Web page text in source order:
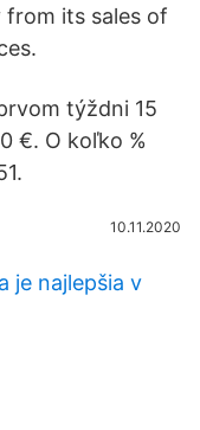
from its sales of
týždni 15
€. O koľko %
10.11.2020
je najlepšia v